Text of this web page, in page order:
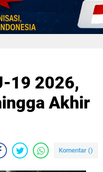
19 2026,
Akhir
Komentar ()